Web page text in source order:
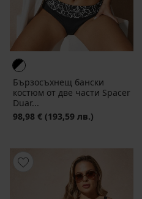
Бързосъхнещ бански
костюм от две части Spacer
Duar...
98,98 € (193,59 лв.)